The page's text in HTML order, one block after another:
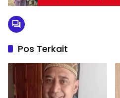
Pos Terkait